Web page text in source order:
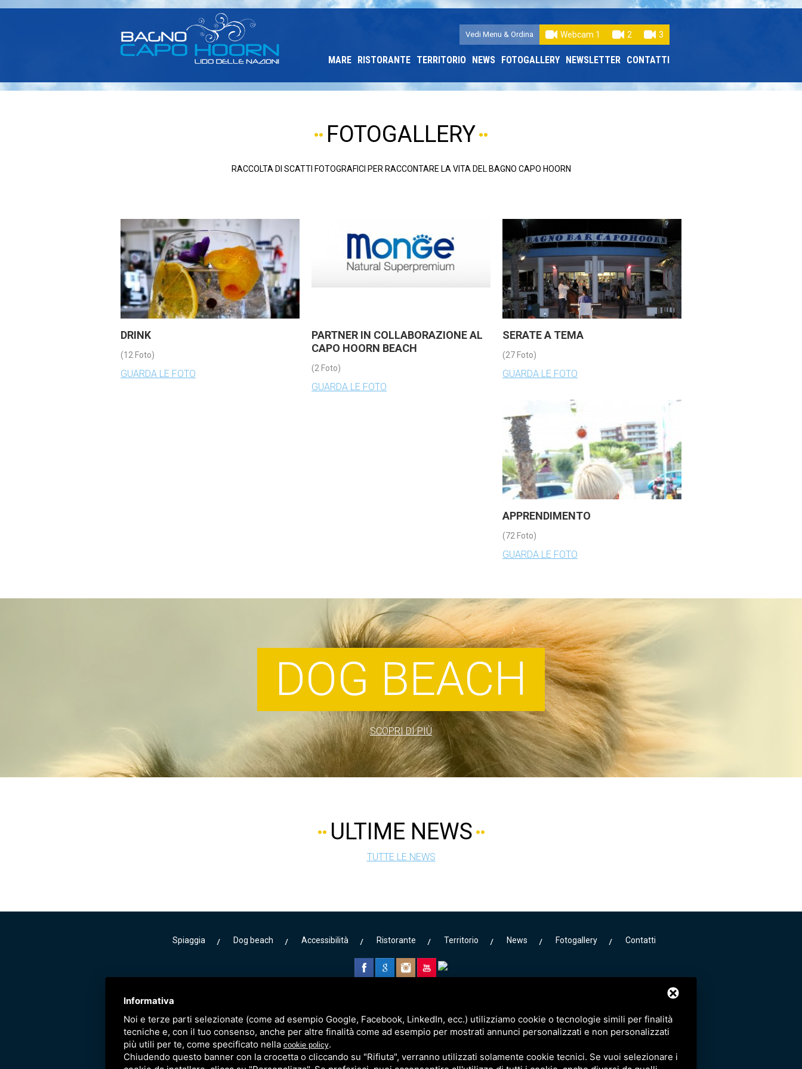
3
2
Webcam 1
Vedi Menu & Ordina
MARE RISTORANTE TERRITORIO NEWS FOTOGALLERY NEWSLETTER CONTATTI
FOTOGALLERY
RACCOLTA DI SCATTI FOTOGRAFICI PER RACCONTARE LA VITA DEL BAGNO CAPO HOORN
DRINK
(12 Foto)
GUARDA LE FOTO
PARTNER IN COLLABORAZIONE AL
CAPO HOORN BEACH
(2 Foto)
GUARDA LE FOTO
SERATE A TEMA
(27 Foto)
GUARDA LE FOTO
APPRENDIMENTO
(72 Foto)
GUARDA LE FOTO
DOG BEACH
SCOPRI DI PIÙ
ULTIME NEWS
TUTTE LE NEWS
Spiaggia Dog beach Accessibilità Ristorante Territorio News Fotogallery Contatti
via Lungomare Canarie 7 - 44020 Lido delle Nazioni (FE)
Informativa
Noi e terze parti selezionate (come ad esempio Google, Facebook, LinkedIn, ecc.) utilizziamo cookie o tecnologie simili per finalità
tecniche e, con il tuo consenso, anche per altre finalità come ad esempio per mostrati annunci personalizzati e non personalizzati
più utili per te, come specificato nella cookie policy.
Chiudendo questo banner con la crocetta o cliccando su "Rifiuta", verranno utilizzati solamente cookie tecnici. Se vuoi selezionare i